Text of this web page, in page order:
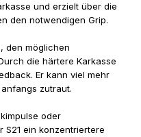
und erzielt über die
den notwendigen Grip.
den möglichen
die härtere Karkasse
Er kann viel mehr
zutraut.
oder
ein konzentriertere